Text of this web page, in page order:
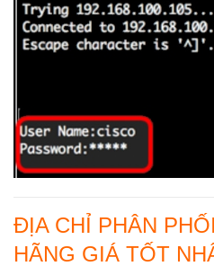
ĐỊA CHỈ PHÂN
HÃNG GIÁ TỐT